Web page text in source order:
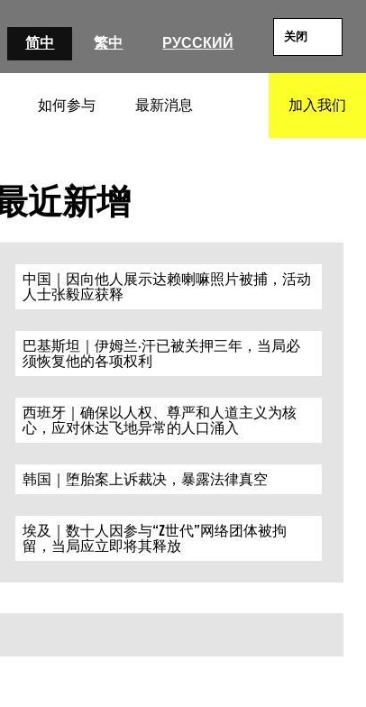
简中 繁中 РУССКИЙ 关闭
如何参与 最新消息 加入我们
近新增
中国｜因向他人展示达赖喇嘛照片被捕，活动
人士张毅应获释
巴基斯坦｜伊姆兰·汗已被关押三年，当局必
须恢复他的各项权利
西班牙｜确保以人权、尊严和人道主义为核
心，应对休达飞地异常的人口涌入
韩国｜堕胎案上诉裁决，暴露法律真空
埃及｜数十人因参与“Z世代”网络团体被拘
留，当局应立即将其释放